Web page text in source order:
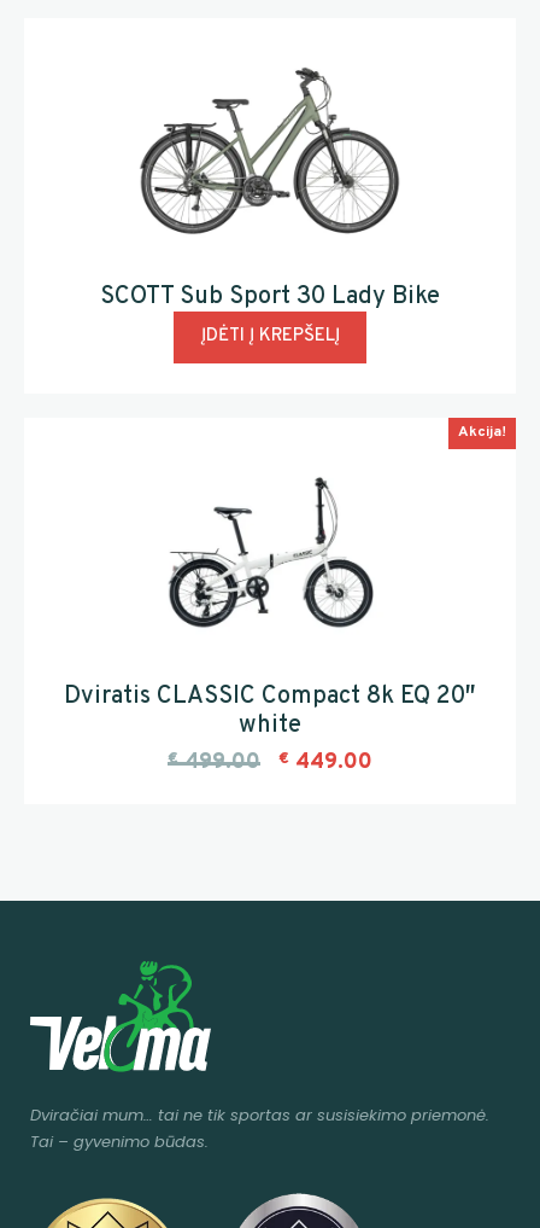
SCOTT Sub Sport 30 Lady Bike
ĮDĖTI Į KREPŠELĮ
Akcija!
Dviratis CLASSIC Compact 8k EQ 20″
white
€ 499.00 € 449.00
Dviračiai mum… tai ne tik sportas ar susisiekimo priemonė.
Tai – gyvenimo būdas.